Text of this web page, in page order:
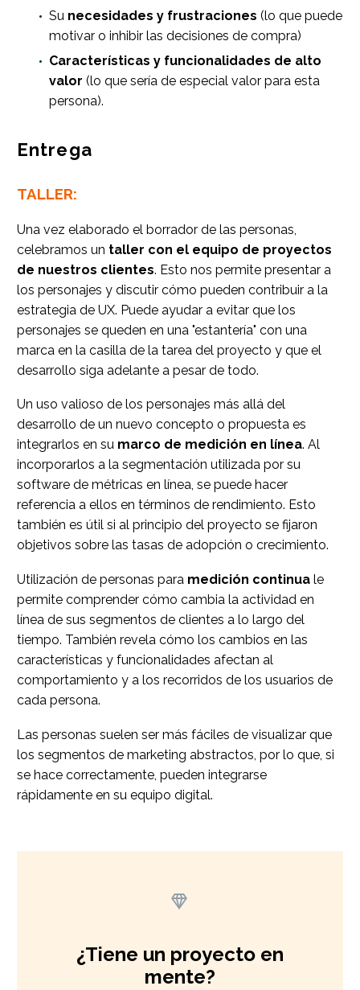
Su necesidades y frustraciones (lo que puede
motivar o inhibir las decisiones de compra)
Características y funcionalidades de alto
valor (lo que sería de especial valor para esta
persona).
Entrega
TALLER:
Una vez elaborado el borrador de las personas,
celebramos un taller con el equipo de proyectos
de nuestros clientes. Esto nos permite presentar a
los personajes y discutir cómo pueden contribuir a la
estrategia de UX. Puede ayudar a evitar que los
personajes se queden en una "estantería" con una
marca en la casilla de la tarea del proyecto y que el
desarrollo siga adelante a pesar de todo.
Un uso valioso de los personajes más allá del
desarrollo de un nuevo concepto o propuesta es
integrarlos en su marco de medición en línea. Al
incorporarlos a la segmentación utilizada por su
software de métricas en línea, se puede hacer
referencia a ellos en términos de rendimiento. Esto
también es útil si al principio del proyecto se fijaron
objetivos sobre las tasas de adopción o crecimiento.
Utilización de personas para medición continua le
permite comprender cómo cambia la actividad en
línea de sus segmentos de clientes a lo largo del
tiempo. También revela cómo los cambios en las
características y funcionalidades afectan al
comportamiento y a los recorridos de los usuarios de
cada persona.
Las personas suelen ser más fáciles de visualizar que
los segmentos de marketing abstractos, por lo que, si
se hace correctamente, pueden integrarse
rápidamente en su equipo digital.


¿Tiene un proyecto en
mente?